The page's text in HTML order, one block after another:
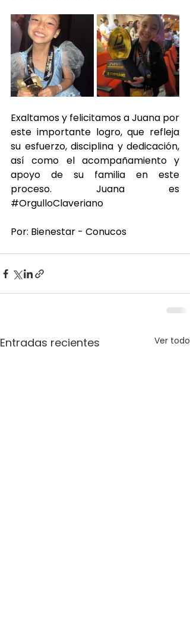
Exaltamos y felicitamos a Juana por
este importante logro, que refleja
su esfuerzo, disciplina y dedicación,
así como el acompañamiento y
apoyo de su familia en este
#OrgulloClaveriano
Por: Bienestar - Conucos
Entradas recientes Ver todo